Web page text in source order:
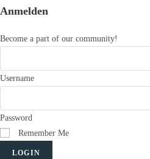
Anmelden
Become a part of our community!
Username
Password
Remember Me
LOGIN